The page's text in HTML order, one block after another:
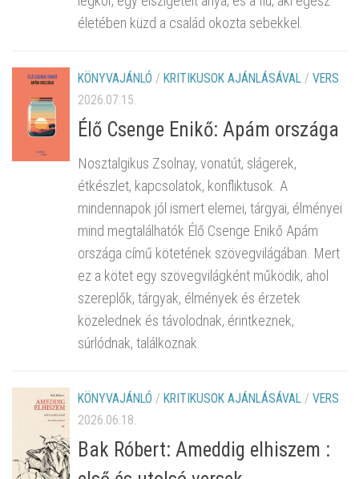
életében küzd a család okozta sebekkel.
KÖNYVAJÁNLÓ / KRITIKUSOK AJÁNLÁSÁVAL / VERS
2026.07.15.
Élő Csenge Enikő: Apám országa
Nosztalgikus Zsolnay, vonatút, slágerek,
étkészlet, kapcsolatok, konfliktusok. A
mindennapok jól ismert elemei, tárgyai, élményei
mind megtalálhatók Élő Csenge Enikő Apám
országa című kötetének szövegvilágában. Mert
ez a kötet egy szövegvilágként működik, ahol
szereplők, tárgyak, élmények és érzetek
közelednek és távolodnak, érintkeznek,
súrlódnak, találkoznak.
KÖNYVAJÁNLÓ / KRITIKUSOK AJÁNLÁSÁVAL / VERS
2026.06.18.
Bak Róbert: Ameddig elhiszem :